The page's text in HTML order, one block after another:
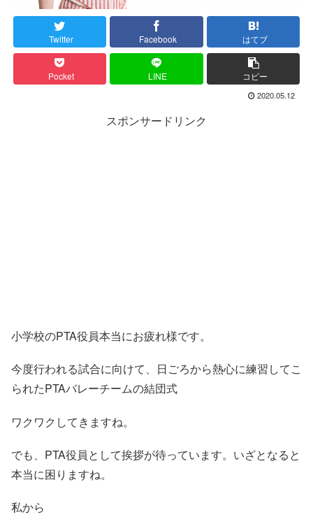
Twitter Facebook はてブ
Pocket LINE コピー
2020.05.12
スポンサードリンク
小学校のPTA役員本当にお疲れ様です。
今度行われる試合に向けて、日ごろから熱心に練習してこ
られたPTAバレーチームの結団式
ワクワクしてきますね。
でも、PTA役員として挨拶が待っています。いざとなると
本当に困りますね。
私から